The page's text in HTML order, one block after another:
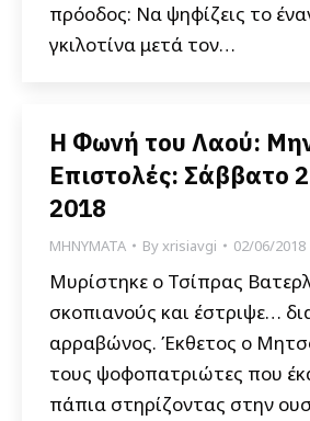
πρόοδος: Να ψηφίζεις το
γκιλοτίνα μετά τον…
Η Φωνή του Λαού:
Επιστολές: Σάββατο 2
2018
ΜΗΝΥΜΑΤΑ Byxrisiavgi 02/06/2018
Μυρίστηκε ο Τσίπρας
σκοπιανούς και έστριψε…
αρραβώνος. Έκθετος ο
τους ψοφοπατριώτες που
πάπια στηρίζοντας στην